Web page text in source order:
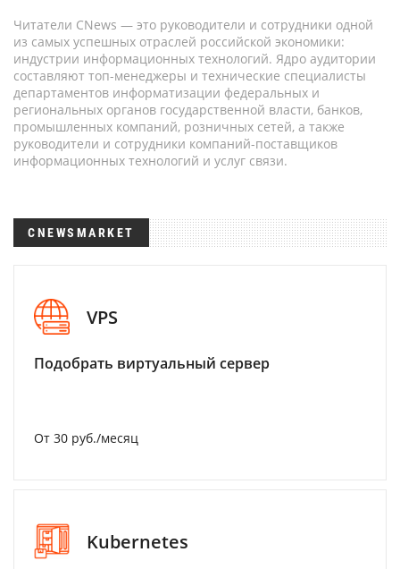
Читатели CNews — это руководители и сотрудники одной
из самых успешных отраслей российской экономики:
индустрии информационных технологий. Ядро аудитории
составляют топ-менеджеры и технические специалисты
департаментов информатизации федеральных и
региональных органов государственной власти, банков,
промышленных компаний, розничных сетей, а также
руководители и сотрудники компаний-поставщиков
информационных технологий и услуг связи.
CNEWSMARKET
VPS
Подобрать виртуальный сервер
От 30 руб./месяц
Kubernetes